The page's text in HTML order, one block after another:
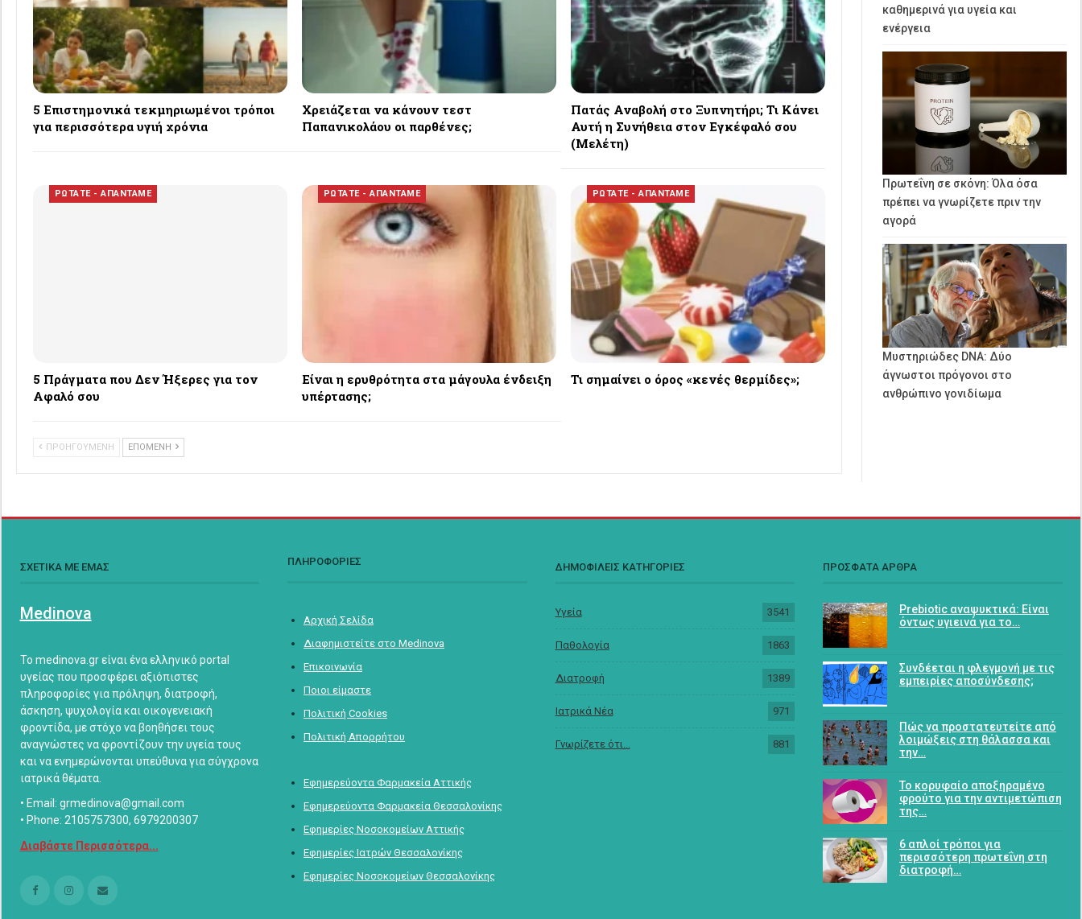
5 Επιστημονικά τεκμηριωμένοι τρόποι
για περισσότερα υγιή χρόνια
Χρειάζεται να κάνουν τεστ
Παπανικολάου οι παρθένες;
Πατάς Αναβολή στο Ξυπνητήρι; Τι Κάνει
Αυτή η Συνήθεια στον Εγκέφαλό σου
(Μελέτη)
ΡΩΤΑΤΕ - ΑΠΑΝΤΑΜΕ
5 Πράγματα που Δεν Ήξερες για τον
Αφαλό σου
ΡΩΤΑΤΕ - ΑΠΑΝΤΑΜΕ
Eίναι η ερυθρότητα στα μάγουλα ένδειξη
υπέρτασης;
ΡΩΤΑΤΕ - ΑΠΑΝΤΑΜΕ
Τι σημαίνει ο όρος «κενές θερμίδες»;
ΠΡΟΗΓΟΥΜΕΝΗ ΕΠΟΜΕΝΗ
καθημερινά για υγεία και
ενέργεια
Πρωτεΐνη σε σκόνη: Όλα όσα
πρέπει να γνωρίζετε πριν την
αγορά
Μυστηριώδες DNA: Δύο
άγνωστοι πρόγονοι στο
ανθρώπινο γονιδίωμα
ΣΧΕΤΙΚΑ ΜΕ ΕΜΑΣ
Medinova
Το medinova.gr είναι ένα ελληνικό portal
υγείας που προσφέρει αξιόπιστες
πληροφορίες για πρόληψη, διατροφή,
άσκηση, ψυχολογία και οικογενειακή
φροντίδα, με στόχο να βοηθήσει τους
αναγνώστες να φροντίζουν την υγεία τους
και να ενημερώνονται υπεύθυνα για σύγχρονα
ιατρικά θέματα.
• Email: grmedinova@gmail.com
• Phone: 2105757300, 6979200307
Διαβάστε Περισσότερα...
ΠΛΗΡΟΦΟΡΙΕΣ
Αρχική Σελίδα
Διαφημιστείτε στο Medinova
Επικοινωνία
Ποιοι είμαστε
Πολιτική Cookies
Πολιτική Απορρήτου
Εφημερεύοντα Φαρμακεία Αττικής
Εφημερεύοντα Φαρμακεία Θεσσαλονίκης
Εφημερίες Νοσοκομείων Αττικής
Εφημερίες Ιατρών Θεσσαλονίκης
Εφημερίες Νοσοκομείων Θεσσαλονίκης
ΔΗΜΟΦΙΛΕΙΣ ΚΑΤΗΓΟΡΙΕΣ
Υγεία 3541
Παθολογία 1863
Διατροφή 1389
Ιατρικά Νέα 971
Γνωρίζετε ότι... 881
ΠΡΟΣΦΑΤΑ ΑΡΘΡΑ
Prebiotic αναψυκτικά: Είναι
όντως υγιεινά για το…
Συνδέεται η φλεγμονή με τις
εμπειρίες αποσύνδεσης;
Πώς να προστατευτείτε από
λοιμώξεις στη θάλασσα και
την…
Το κορυφαίο αποξηραμένο
φρούτο για την αντιμετώπιση
της…
6 απλοί τρόποι για
περισσότερη πρωτεΐνη στη
διατροφή…